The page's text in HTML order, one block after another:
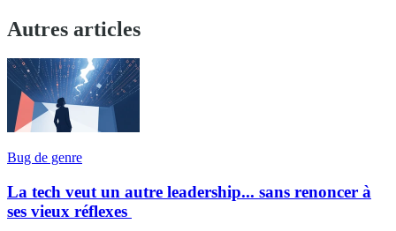
Autres articles
Bug de genre
La tech veut un autre leadership... sans renoncer à
ses vieux réflexes